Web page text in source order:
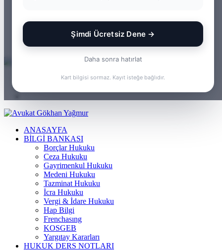
Şimdi Ücretsiz Dene →
Daha sonra hatırlat
Kart bilgisi sormaz. Kayıt isteğe bağlıdır.
Ol
Rastgele
Bölmesi
yap
ANASAYFA
BILGI BANKASI
Borçlar Hukuku
Ceza Hukuku
Gayrimenkul Hukuku
Medeni Hukuku
Tazminat Hukuku
İcra Hukuku
Vergi & İdare Hukuku
Hap Bilgi
Frenchasıng
KOSGEB
Yargıtay Kararları
HUKUK DERS NOTLARI